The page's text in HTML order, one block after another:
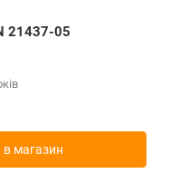
21437-05
в магазин